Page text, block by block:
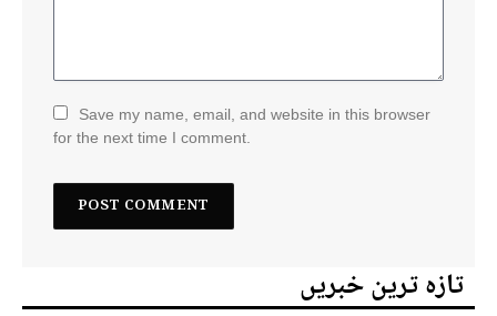
Save my name, email, and website in this browser
for the next time I comment.
تازہ ترین خبریں